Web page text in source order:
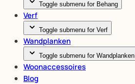
Toggle submenu for Behang
Verf
Toggle submenu for Verf
Wandplanken
Toggle submenu for Wandplanken
Woonaccessoires
Blog